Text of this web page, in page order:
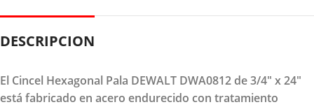
DESCRIPCION
El Cincel Hexagonal Pala DEWALT DWA0812 de 3/4" x 24"
está fabricado en acero endurecido con tratamiento